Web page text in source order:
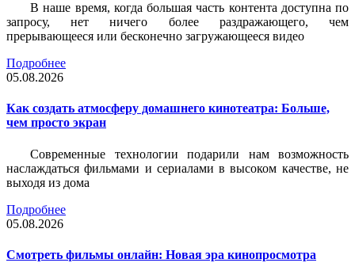
В наше время, когда большая часть контента доступна по
запросу, нет ничего более раздражающего, чем
прерывающееся или бесконечно загружающееся видео
Подробнее
05.08.2026
Как создать атмосферу домашнего кинотеатра: Больше,
чем просто экран
Современные технологии подарили нам возможность
наслаждаться фильмами и сериалами в высоком качестве, не
выходя из дома
Подробнее
05.08.2026
Смотреть фильмы онлайн: Новая эра кинопросмотра